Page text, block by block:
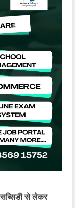
सब्सिडी से लेकर